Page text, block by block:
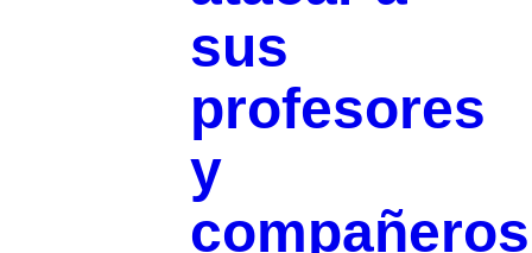
sus
profesores
y
compañeros